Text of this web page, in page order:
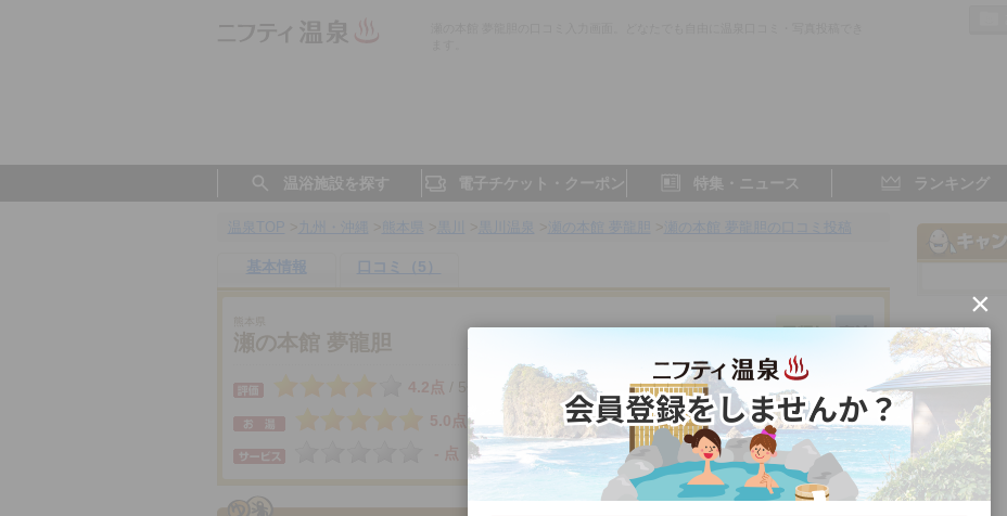
温浴施設を探す 電子チケット・クーポン 特集・ニュース ランキング
基本情報 口コミ（5）
瀬の本館 夢龍胆
4.2点 / 5件 熊本県／黒川
5.0点
4.0点
- 点
- 点
×